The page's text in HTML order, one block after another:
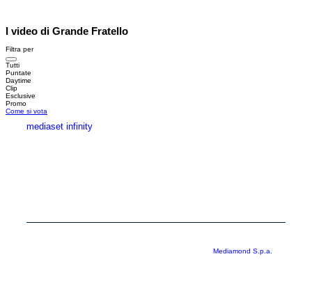
I video di Grande Fratello
Filtra per
Tutti
Puntate
Daytime
Clip
Esclusive
Promo
Come si vota
mediaset infinity
Mediamond S.p.a.